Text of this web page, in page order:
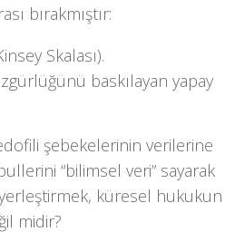
bırakmıştır:
Skalası).
baskılayan yapay
şebekelerinin verilerine
“bilimsel veri” sayarak
küresel hukukun
midir?